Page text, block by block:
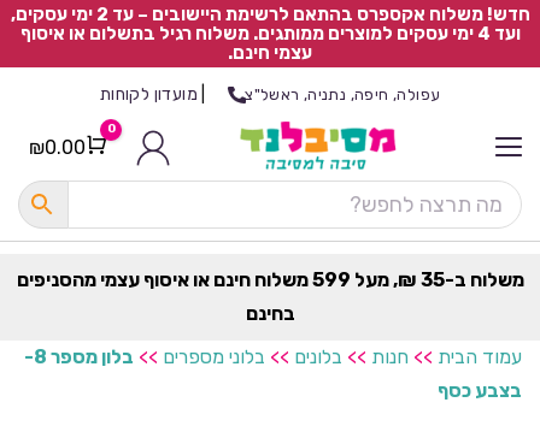
חדש! משלוח אקספרס בהתאם לרשימת היישובים – עד 2 ימי עסקים,
ועד 4 ימי עסקים למוצרים ממותגים. משלוח רגיל בתשלום או איסוף
עצמי חינם.
עפולה, חיפה, נתניה, ראשל"צ מועדון לקוחות
Cart
0
₪0.00
משלוח ב-35 ₪, מעל 599 משלוח חינם או איסוף עצמי מהסניפים
בחינם
עמוד הבית >> חנות >> בלונים >> בלוני מספרים >>
בלון מספר 8-
בצבע כסף